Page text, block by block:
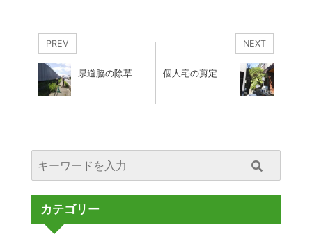
PREV
県道脇の除草
NEXT
個人宅の剪定
カテゴリー